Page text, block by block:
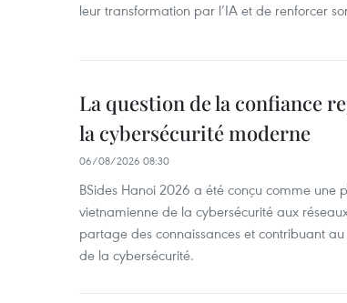
leur transformation par l’IA et de renforcer
La question de la confiance
la cybersécurité moderne
06/08/2026 08:30
BSides Hanoi 2026 a été conçu comme
vietnamienne de la cybersécurité aux
partage des connaissances et contribuant
de la cybersécurité.